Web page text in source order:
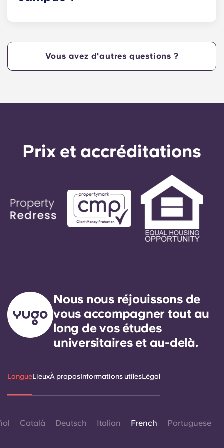
idéalement situés à proximité de West College
Avenue et à quelques pas du cœur du campus.
Yugo Echelon at State College propose une
Vous avez d'autres questions ?
Prix ​​et accréditations
Nous nous réjouissons de
vous accompagner tout au
long de vos études
universitaires et au-delà.
LangueLieuxÀ proposInformations utilesLégal
Català Deutsch Italian French Portuguese